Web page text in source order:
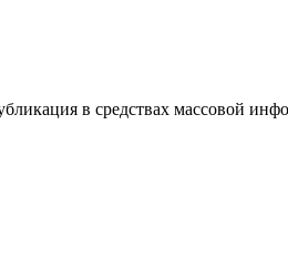
в средствах массовой